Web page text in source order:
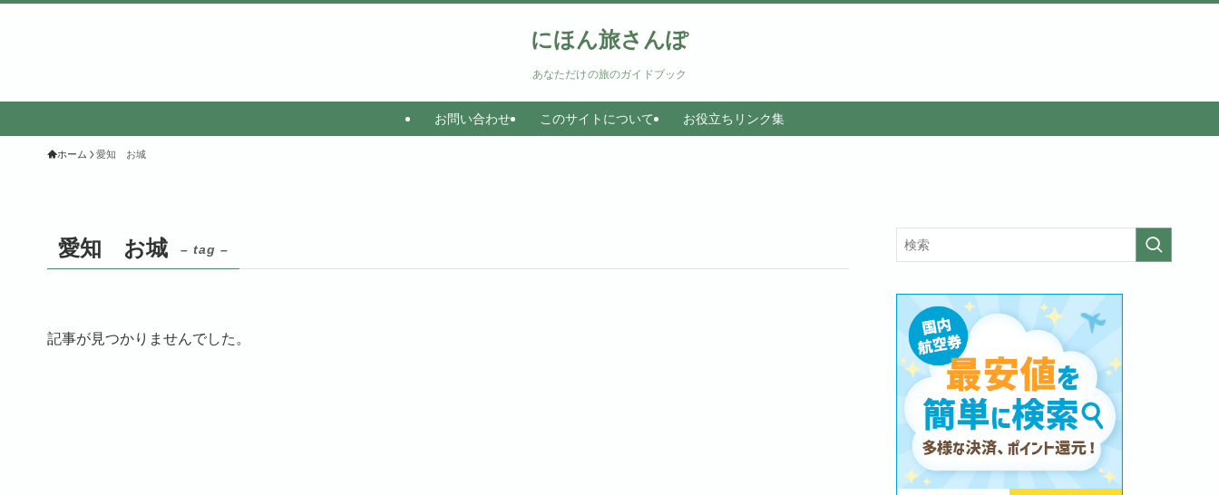
にほん旅さんぽ
あなただけの旅のガイドブック
お問い合わせ このサイトについて お役立ちリンク集
ホーム 愛知 お城
愛知 お城 – tag –
記事が見つかりませんでした。